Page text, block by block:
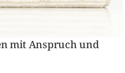
mit Anspruch und